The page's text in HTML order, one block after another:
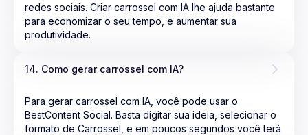
redes sociais. Criar carrossel com IA lhe ajuda bastante
para economizar o seu tempo, e aumentar sua
produtividade.
14. Como gerar carrossel com IA?
Para gerar carrossel com IA, você pode usar o
BestContent Social. Basta digitar sua ideia, selecionar o
formato de Carrossel, e em poucos segundos você terá